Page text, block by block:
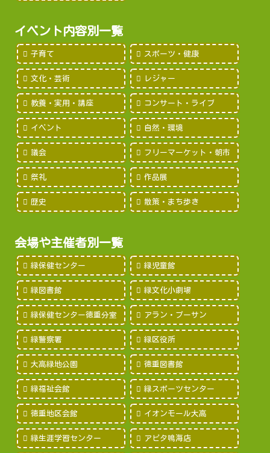
イベント内容別一覧
子育て スポーツ・健康
文化・芸術 レジャー
教養・実用・講座 コンサート・ライブ
イベント 自然・環境
議会 フリーマーケット・朝市
祭礼 作品展
歴史 散策・まち歩き
会場や主催者別一覧
緑保健センター 緑児童館
緑図書館 緑文化小劇場
緑保健センター徳重分室 アラン・プーサン
緑警察署 緑区役所
大高緑地公園 徳重図書館
緑福祉会館 緑スポーツセンター
徳重地区会館 イオンモール大高
緑生涯学習センター アピタ鳴海店